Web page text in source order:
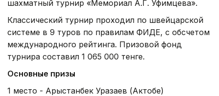
шахматный турнир «Мемориал А.Г. Уфимцева».
Классический турнир проходил по швейцарской
системе в 9 туров по правилам ФИДЕ, с обсчетом
международного рейтинга. Призовой фонд
турнира составил 1 065 000 тенге.
Основные призы
1 место - Арыстанбек Уразаев (Актобе)